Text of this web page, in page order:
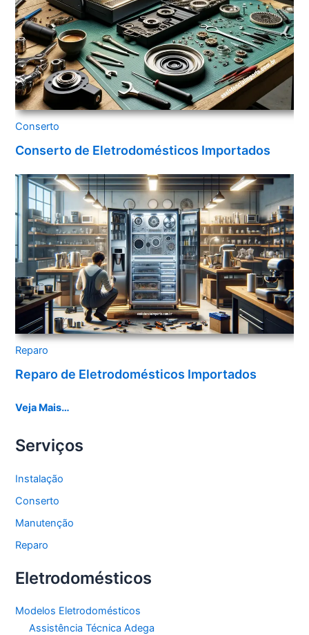
Conserto
Conserto de Eletrodomésticos Importados
Reparo
Reparo de Eletrodomésticos Importados
Veja Mais…
Serviços
Instalação
Conserto
Manutenção
Reparo
Eletrodomésticos
Modelos Eletrodomésticos
Assistência Técnica Adega